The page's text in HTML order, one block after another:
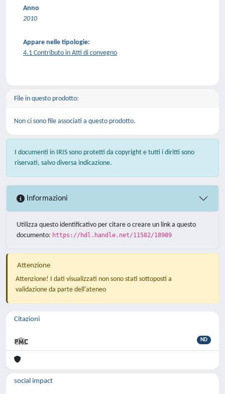
Anno
2010
Appare nelle tipologie:
4.1 Contributo in Atti di convegno
File in questo prodotto:
Non ci sono file associati a questo prodotto.
I documenti in IRIS sono protetti da copyright e tutti i diritti sono
riservati, salvo diversa indicazione.
Informazioni
Utilizza questo identificativo per citare o creare un link a questo
documento: https://hdl.handle.net/11582/18989
Attenzione
Attenzione! I dati visualizzati non sono stati sottoposti a
validazione da parte dell'ateneo
Citazioni
ND
social impact